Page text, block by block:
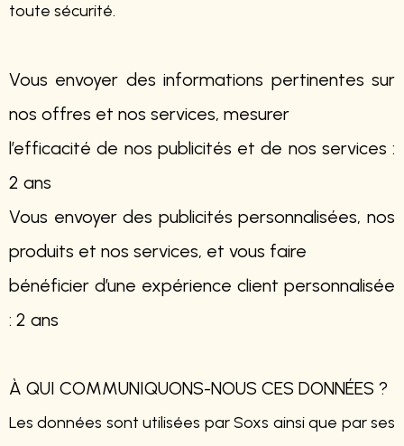
toute sécurité.
Vous envoyer des informations pertinentes sur
nos offres et nos services, mesurer
l’efficacité de nos publicités et de nos services :
2 ans
Vous envoyer des publicités personnalisées, nos
produits et nos services, et vous faire
bénéficier d’une expérience client personnalisée
: 2 ans
À QUI COMMUNIQUONS-NOUS CES DONNÉES ?
Les données sont utilisées par Soxs ainsi que par ses